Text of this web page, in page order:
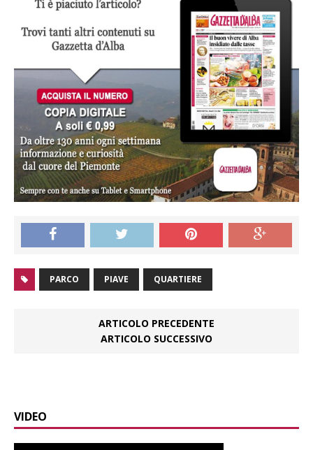
PARCO PIAVE QUARTIERE
ARTICOLO PRECEDENTE
ARTICOLO SUCCESSIVO
VIDEO